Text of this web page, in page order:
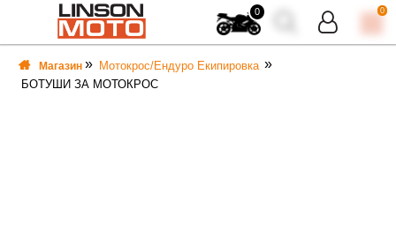
0 0
Магазин
Мотокрос/Ендуро Екипировка
БОТУШИ ЗА МОТОКРОС